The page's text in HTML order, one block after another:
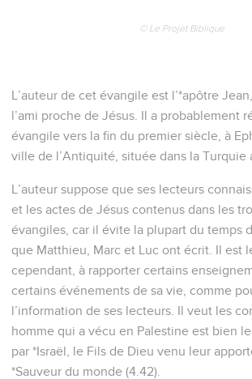
© Le Projet Biblique
L’auteur de cet évangile est l’*apôtre
l’ami proche de Jésus. Il a probablement
évangile vers la fin du premier siècle, à
ville de l’Antiquité, située dans la Turquie
L’auteur suppose que ses lecteurs
et les actes de Jésus contenus dans les
évangiles, car il évite la plupart du temps
que Matthieu, Marc et Luc ont écrit. Il est
cependant, à rapporter certains
certains événements de sa vie, comme
l’information de ses lecteurs. Il veut les
homme qui a vécu en Palestine est bien
par *Israël, le Fils de Dieu venu leur
*Sauveur du monde (4.42).